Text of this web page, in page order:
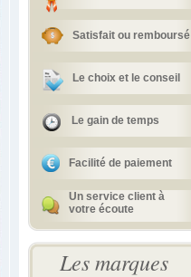
Satisfait ou remboursé
Le choix et le conseil
Le gain de temps
Facilité de paiement
Un service client à
votre écoute
Les marques